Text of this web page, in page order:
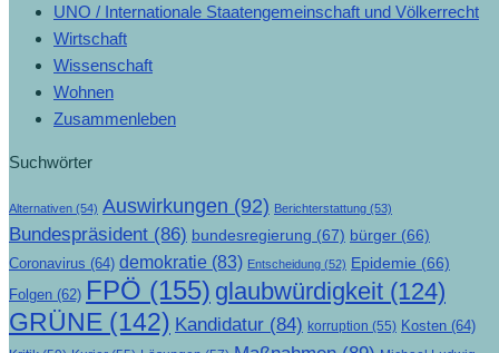
UNO / Internationale Staatengemeinschaft und Völkerrecht
Wirtschaft
Wissenschaft
Wohnen
Zusammenleben
Suchwörter
Alternativen (54) Auswirkungen (92) Berichterstattung (53)
Bundespräsident (86) bundesregierung (67) bürger (66)
Coronavirus (64) demokratie (83) Entscheidung (52) Epidemie (66)
Folgen (62) FPÖ (155) glaubwürdigkeit (124)
GRÜNE (142) Kandidatur (84) korruption (55) Kosten (64)